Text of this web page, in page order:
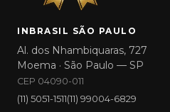
INBRASIL SÃO PAULO
Al. dos Nhambiquaras, 727
Moema · São Paulo — SP
CEP 04090-011
(11) 5051-1511(11) 99004-6829